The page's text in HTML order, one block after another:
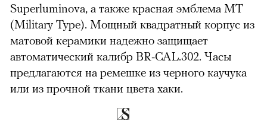
Superluminova, а также красная эмблема MT
(Military Type). Мощный квадратный корпус из
матовой керамики надежно защищает
автоматический калибр BR-CAL.302. Часы
предлагаются на ремешке из черного каучука
или из прочной ткани цвета хаки.